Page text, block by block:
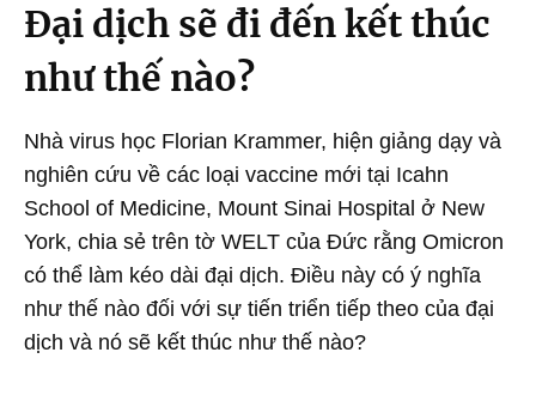
Đại dịch sẽ đi đến kết thúc
như thế nào?
Nhà virus học Florian Krammer, hiện giảng dạy và
nghiên cứu về các loại vaccine mới tại Icahn
School of Medicine, Mount Sinai Hospital ở New
York, chia sẻ trên tờ WELT của Đức rằng Omicron
có thể làm kéo dài đại dịch. Điều này có ý nghĩa
như thế nào đối với sự tiến triển tiếp theo của đại
dịch và nó sẽ kết thúc như thế nào?